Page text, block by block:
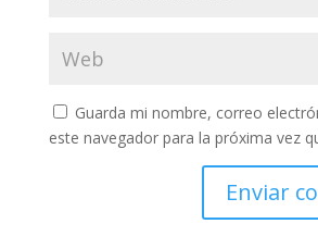
Guarda mi nombre, correo
este navegador para la próxima vez